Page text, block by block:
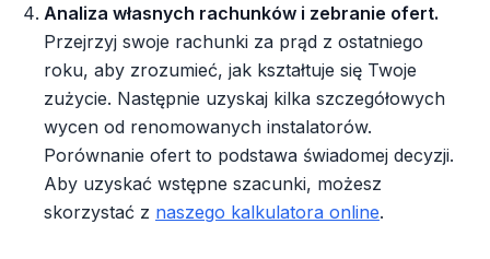
Analiza własnych rachunków i zebranie ofert.
Przejrzyj swoje rachunki za prąd z ostatniego
roku, aby zrozumieć, jak kształtuje się Twoje
zużycie. Następnie uzyskaj kilka szczegółowych
wycen od renomowanych instalatorów.
Porównanie ofert to podstawa świadomej decyzji.
Aby uzyskać wstępne szacunki, możesz
skorzystać z naszego kalkulatora online.